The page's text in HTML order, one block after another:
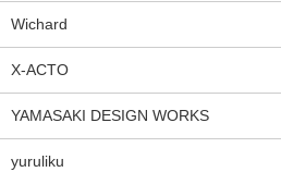
Wichard
X-ACTO
YAMASAKI DESIGN WORKS
yuruliku